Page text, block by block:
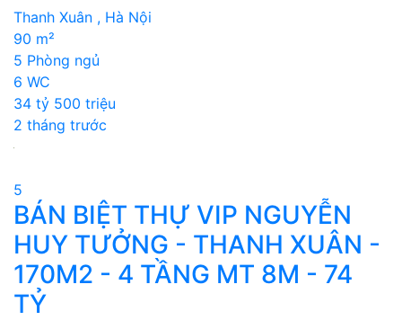
Thanh Xuân , Hà Nội
90 m²
5 Phòng ngủ
6 WC
34 tỷ 500 triệu
2 tháng trước
5
BÁN BIỆT THỰ VIP NGUYỄN
HUY TƯỞNG - THANH XUÂN -
170M2 - 4 TẦNG MT 8M - 74
TỶ